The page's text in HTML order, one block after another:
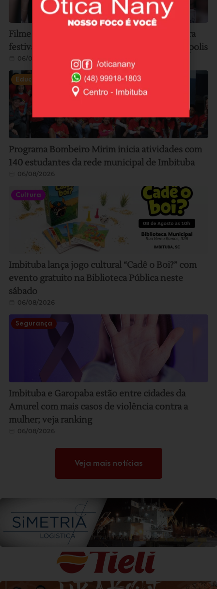
Filme gravado em Imbituba é selecionado para
festival internacional de cinema em Florianópolis
06/08/2026
Educação
Programa Bombeiro Mirim inicia atividades com
140 estudantes da rede municipal de Imbituba
06/08/2026
Cultura
Imbituba lança jogo cultural “Cadê o Boi?” com
evento gratuito na Biblioteca Pública neste
sábado
06/08/2026
Segurança
Imbituba e Garopaba estão entre cidades da
Amurel com mais casos de violência contra a
mulher; veja ranking
06/08/2026
Veja mais notícias